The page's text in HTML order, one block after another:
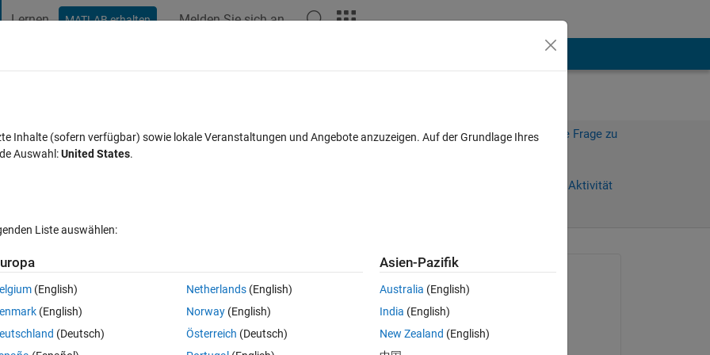
Lernen MATLAB erhalten Melden Sie sich an
Melden Sie sich an, um diese Frage zu
Anmelden, um Aktivität
Ältere Kommentare anzeigen
0 Stimmen
having raspberry pi as micro-controller? If yes, please brief me
STL file to axis points in printer
Rajbir Singh
am 29 Apr. 2018
Inhalte (sofern verfügbar) sowie lokale Veranstaltungen und Angebote anzuzeigen. Auf der Grundlage Ihres
Auswahl:United States.
Liste auswählen:
(English)
(English)
(Deutsch)
Netherlands(English)
Norway(English)
Österreich (Deutsch)
Asien-Pazifik
Australia (English)
India (English)
New Zealand (English)